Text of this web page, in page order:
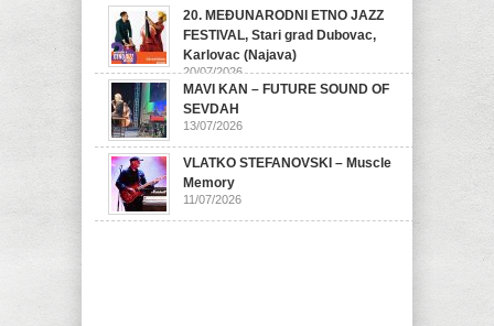
20. MEĐUNARODNI ETNO JAZZ
FESTIVAL, Stari grad Dubovac,
Karlovac (Najava)
20/07/2026
MAVI KAN – FUTURE SOUND OF
SEVDAH
13/07/2026
VLATKO STEFANOVSKI – Muscle
Memory
11/07/2026